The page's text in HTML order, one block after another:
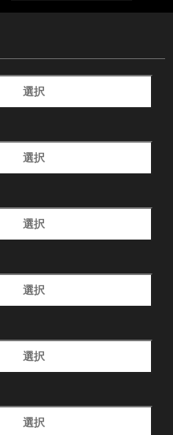
選択
選択
選択
選択
選択
選択